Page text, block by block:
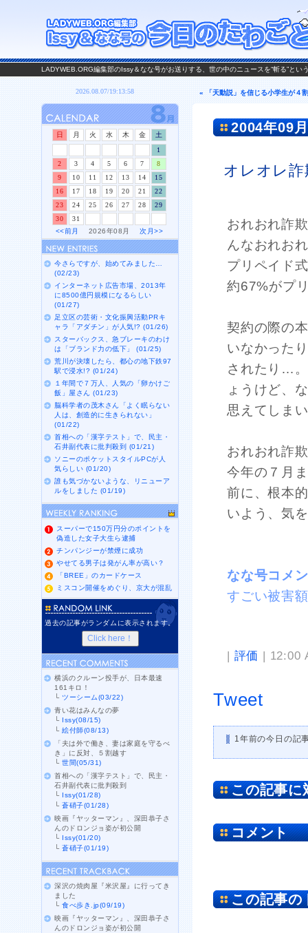
LADYWEB.ORG編集部のIssy＆なな号がお送りする、世の中のニュースを“斬る”と
« 「天動説」を信じる小学生が４
2004年09
オレオレ
おれおれ詐
んなおれお
プリペイド
約67%がプ
契約の際の
いなかった
されたり…
ょうけど、
思えてしま
おれおれ詐
今年の７月
前に、根本
いよう、気
なな号コ
すごい被害
| 評価 | 12:00
Tweet
1年前の今日の記
この記事に
コメント
この記事の
日 月 火 水 木 金
土
1
2
3 4 5 6 7
8
9
10 11 12 13 14
15
16
17 18 19 20 21
22
23
24 25 26 27 28
29
30
31
<<前月
2026年08月次月>>
今さらですが、始めてみました…
(02/23)
インターネット広告市場、2013年
に8500億円規模になるらしい
(01/27)
足立区の芸術・文化振興活動PRキ
ャラ「アダチン」が人気!? (01/26)
スターバックス、急ブレーキのわけ
は「ブランド力の低下」 (01/25)
荒川が決壊したら、都心の地下鉄97
駅で浸水!? (01/24)
１年間で７万人、人気の「卵かけご
飯」屋さん (01/23)
脳科学者の茂木さん「よく眠らない
人は、創造的に生きられない」
(01/22)
首相への「漢字テスト」で、民主・
石井副代表に批判殺到 (01/21)
ソニーのポケットスタイルPCが人
気らしい (01/20)
誰も気づかないような、リニューア
ルをしました (01/19)
スーパーで150万円分のポイントを
偽造した女子大生ら逮捕
チンパンジーが禁煙に成功
やせてる男子は発がん率が高い？
「BREE」のカードケース
ミスコン開催をめぐり、京大が混乱
過去の記事がランダムに表示されます。
横浜のクルーン投手が、日本最速
161キロ！
└ツーシーム(03/22)
青い花はみんなの夢
└ Issy(08/15)
└絵付師(08/13)
「夫は外で働き、妻は家庭を守るべ
き」に反対、５割越す
└世間(05/31)
首相への「漢字テスト」で、民主・
石井副代表に批判殺到
└ Issy(01/28)
└蒼硝子(01/28)
映画『ヤッターマン』、深田恭子さ
んのドロンジョ姿が初公開
└ Issy(01/20)
└蒼硝子(01/19)
深沢の焼肉屋『米沢屋』に行ってき
ました
└食べ歩き.jp(09/19)
映画『ヤッターマン』、深田恭子さ
んのドロンジョ姿が初公開